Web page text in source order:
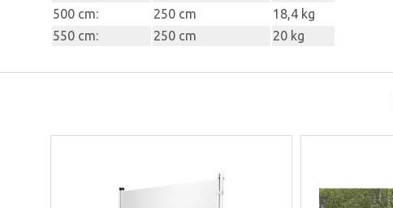
500 cm:
250 cm
18,4 kg
550 cm:
250 cm 20 kg